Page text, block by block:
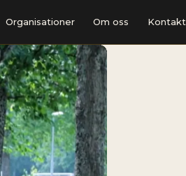
Organisationer Om oss Kontakt